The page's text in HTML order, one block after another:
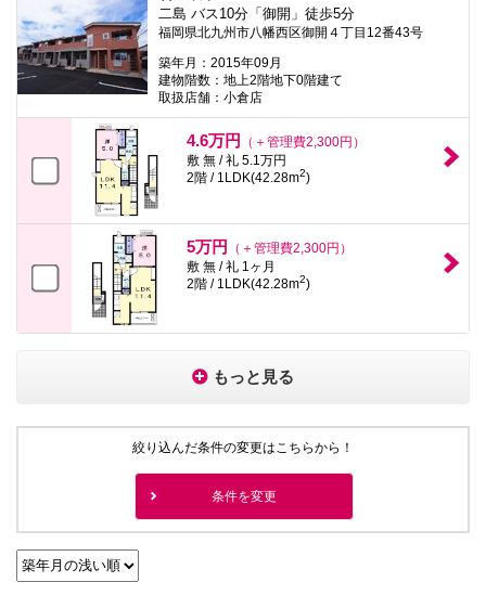
二島 バス10分「御開」徒歩5分
福岡県北九州市八幡西区御開４丁目12番43号
築年月：2015年09月
建物階数：地上2階地下0階建て
取扱店舗：小倉店
4.6万円
（＋管理費2,300円）
敷 無 / 礼 5.1万円
2階 / 1LDK(42.28m2)
5万円
（＋管理費2,300円）
敷 無 / 礼 1ヶ月
2階 / 1LDK(42.28m2)
もっと見る
絞り込んだ条件の変更はこちらから！
条件を変更